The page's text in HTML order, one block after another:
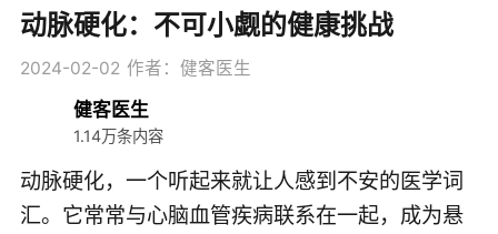
动脉硬化：不可小觑的健康挑战
2024-02-02 作者：健客医生
健客医生
1.14万条内容
动脉硬化，一个听起来就让人感到不安的医学词
汇。它常常与心脑血管疾病联系在一起，成为悬